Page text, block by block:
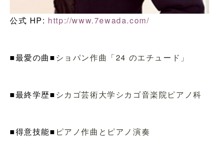
公式 HP: http://www.7ewada.com/
■最愛の曲■ ショパン作曲「24 のエチュード」
■最終学歴■ シカゴ芸術大学シカゴ音楽院ピアノ科
■得意技能■ ピアノ作曲とピアノ演奏